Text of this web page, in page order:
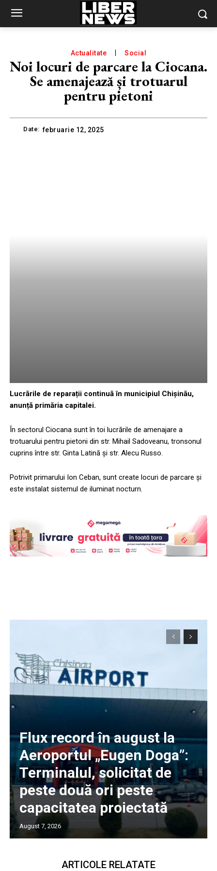
Actualitate Social
Noi locuri de parcare la Ciocana.
Se amenajează și trotuarul
pentru pietoni
Date: februarie 12, 2025
Lucrările de reparații continuă în municipiul Chișinău,
anunță primăria capitalei.
În sectorul Ciocana sunt în toi lucrările de amenajare a
trotuarului pentru pietoni din str. Mihail Sadoveanu, tronsonul
cuprins între str. Ginta Latină și str. Alecu Russo.
Potrivit primarului Ion Ceban, sunt create locuri de parcare și
este instalat sistemul de iluminat nocturn.
Flux record în august la
Aeroportul „Eugen Doga”:
Terminalul, solicitat de
peste două ori peste
capacitatea proiectată
August 7, 2026
ARTICOLE RELATATE